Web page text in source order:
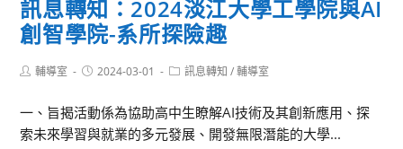
準
備
指
引」
教
育
委
國
立
訊息轉知：2024淡江大學工學院與AI
創智學院-系所探險趣
Post輔導室
Post2024-03-01
Post訊息轉知 / 輔導室
一、旨揭活動係為協助高中生瞭解AI技術及其創新應用、探
索未來學習與就業的多元發展、開發無限潛能的大學...